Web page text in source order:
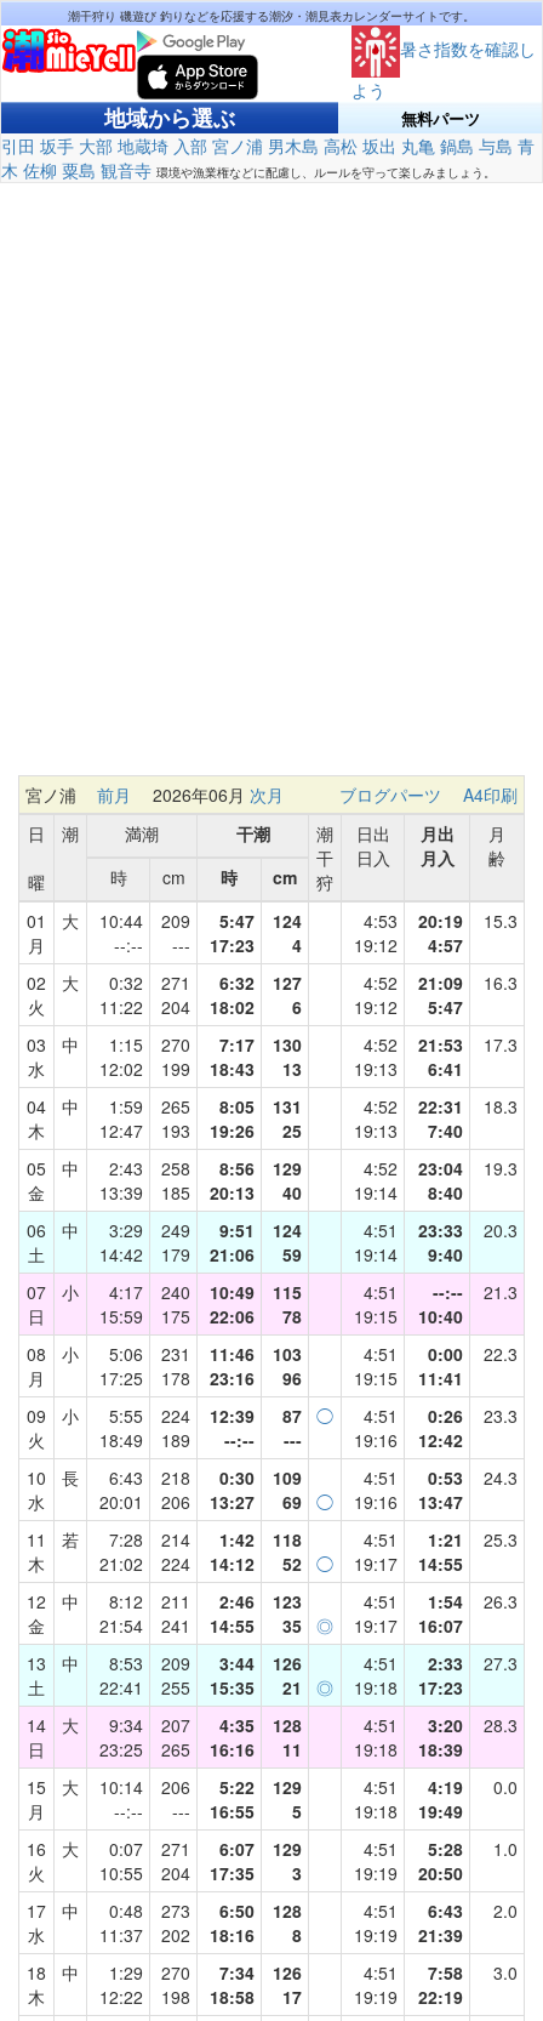
潮干狩り 磯遊び 釣りなどを応援する潮汐・潮見表カレンダーサイトです。
暑さ指数を確認し
よう
地域から選ぶ 無料パーツ
引田 坂手 大部 地蔵埼 入部 宮ノ浦 男木島 高松 坂出 丸亀 鍋島 与島 青
木 佐柳 粟島 観音寺 環境や漁業権などに配慮し、ルールを守って楽しみましょう。
宮ノ浦 前月 2026年06月 次月 ブログパーツ
A4印刷
日
曜
潮 満潮 干潮
潮
干
狩
日出
日入
月出
月入
月
齢
時
cm 時
cm
01
月
大
10:44
--:--
209
---
5:47
17:23
124
4
4:53
19:12
20:19
4:57
15.3
02
火
大
0:32
11:22
271
204
6:32
18:02
127
6
4:52
19:12
21:09
5:47
16.3
03
水
中
1:15
12:02
270
199
7:17
18:43
130
13
4:52
19:13
21:53
6:41
17.3
04
木
中
1:59
12:47
265
193
8:05
19:26
131
25
4:52
19:13
22:31
7:40
18.3
05
金
中
2:43
13:39
258
185
8:56
20:13
129
40
4:52
19:14
23:04
8:40
19.3
06
土
中
3:29
14:42
249
179
9:51
21:06
124
59
4:51
19:14
23:33
9:40
20.3
07
日
小
4:17
15:59
240
175
10:49
22:06
115
78
4:51
19:15
--:--
10:40
21.3
08
月
小
5:06
17:25
231
178
11:46
23:16
103
96
4:51
19:15
0:00
11:41
22.3
09
火
小
5:55
18:49
224
189
12:39
--:--
87
---
◯
4:51
19:16
0:26
12:42
23.3
10
水
長
6:43
20:01
218
206
0:30
13:27
109
69 ◯
4:51
19:16
0:53
13:47
24.3
11
木
若
7:28
21:02
214
224
1:42
14:12
118
52 ◯
4:51
19:17
1:21
14:55
25.3
12
金
中
8:12
21:54
211
241
2:46
14:55
123
35 ◎
4:51
19:17
1:54
16:07
26.3
13
土
中
8:53
22:41
209
255
3:44
15:35
126
21
◎
4:51
19:18
2:33
17:23
27.3
14
日
大
9:34
23:25
207
265
4:35
16:16
128
11
4:51
19:18
3:20
18:39
28.3
15
月
大
10:14
--:--
206
---
5:22
16:55
129
5
4:51
19:18
4:19
19:49
0.0
16
火
大
0:07
10:55
271
204
6:07
17:35
129
3
4:51
19:19
5:28
20:50
1.0
17
水
中
0:48
11:37
273
202
6:50
18:16
128
8
4:51
19:19
6:43
21:39
2.0
18
木
中
1:29
12:22
270
198
7:34
18:58
126
17
4:51
19:19
7:58
22:19
3.0